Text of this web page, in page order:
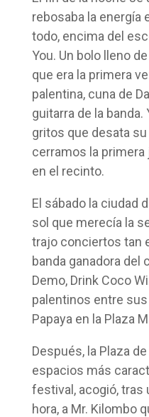
rebosaba la energía
todo, encima del
You. Un bolo lleno
que era la primera
palentina, cuna de
guitarra de la
gritos que desata
cerramos la
en el recinto.
El sábado la ciudad
sol que merecía la
trajo conciertos tan
banda ganadora del
Demo, Drink Coco
palentinos entre
Papaya en la Plaza
Después, la Plaza
espacios más
festival, acogió, tras
hora, a Mr. Kilombo